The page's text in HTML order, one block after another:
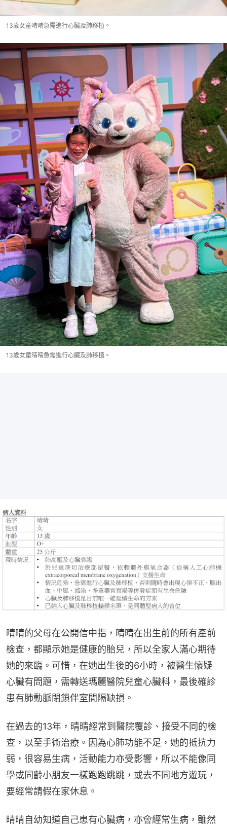
13歲女童晴晴急需進行心臟及肺移植。
13歲女童晴晴急需進行心臟及肺移植。
晴晴的父母在公開信中指，晴晴在出生前的所有產前
檢查，都顯示她是健康的胎兒，所以全家人滿心期待
她的來臨。可惜，在她出生後的6小時，被醫生懷疑
心臟有問題，需轉送瑪麗醫院兒童心臟科，最後確診
患有肺動脈閉鎖伴室間隔缺損。
在過去的13年，晴晴經常到醫院覆診、接受不同的檢
查，以至手術治療。因為心肺功能不足，她的抵抗力
弱，很容易生病，活動能力亦受影響，所以不能像同
學或同齡小朋友一樣跑跑跳跳，或去不同地方遊玩，
要經常請假在家休息。
晴晴自幼知道自己患有心臟病，亦會經常生病，雖然